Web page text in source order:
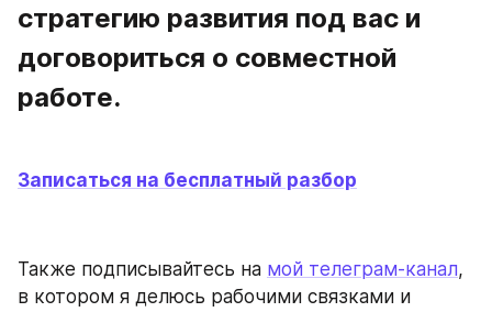
стратегию развития под вас и
договориться о совместной
работе.
Записаться на бесплатный разбор
Также подписывайтесь на мой телеграм-канал,
в котором я делюсь рабочими связками и